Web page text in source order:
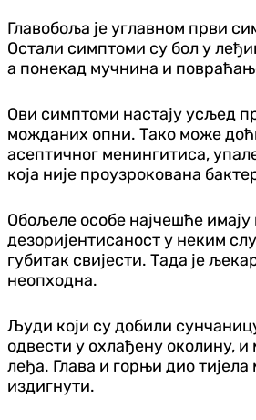
Главобоља је углавном први
Остали симптоми су бол у
а понекад мучнина и
Ови симптоми настају усљед
можданих опни. Тако може
асептичног менингитиса,
која није проузрокована
Обољеле особе најчешће имају
дезоријентисаност у неким
губитак свијести. Тада је
неопходна.
Људи који су добили
одвести у охлађену околину, и
леђа. Глава и горњи дио тијела
издигнути.